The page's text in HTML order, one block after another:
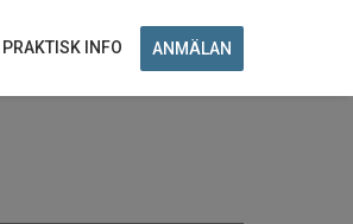
PRAKTISK INFO ANMÄLAN